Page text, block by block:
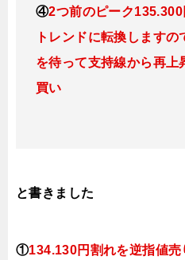
④2つ前のピーク
トレンドに転換 しますの
を待って支持線から再上
買い
と書きました
①134.130円割れを逆指値